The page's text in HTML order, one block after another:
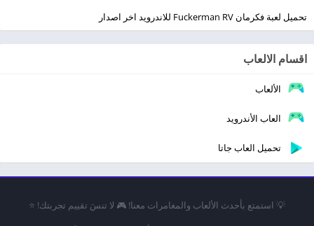
تحميل لعبة فكرمان Fuckerman RV للاندرويد اخر اصدار
اقسام الالعاب
الألعاب
العاب الأندرويد
تحميل العاب جاتا
💡 استمتع بأحدث الألعاب والمغامرات معنا! 🎮 لا تنسَ تقييم تجربتك! ⭐